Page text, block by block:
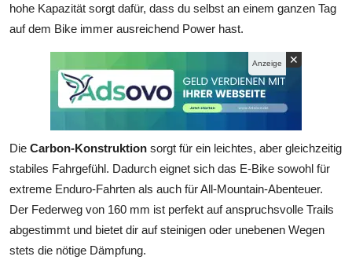
hohe Kapazität sorgt dafür, dass du selbst an einem ganzen Tag
auf dem Bike immer ausreichend Power hast.
Anzeige ✕
Die Carbon-Konstruktion sorgt für ein leichtes, aber gleichzeitig
stabiles Fahrgefühl. Dadurch eignet sich das E-Bike sowohl für
extreme Enduro-Fahrten als auch für All-Mountain-Abenteuer.
Der Federweg von 160 mm ist perfekt auf anspruchsvolle Trails
abgestimmt und bietet dir auf steinigen oder unebenen Wegen
stets die nötige Dämpfung.